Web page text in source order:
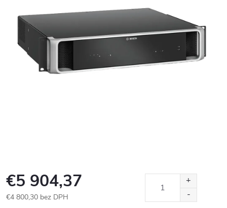
€5 904,37
€4 800,30 bez DPH